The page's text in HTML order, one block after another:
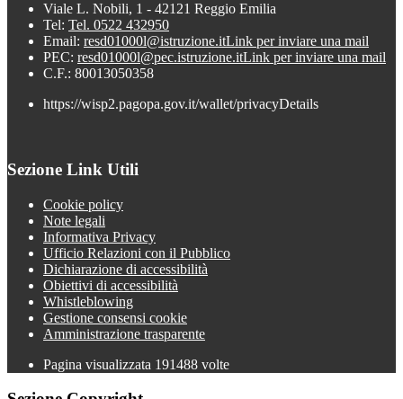
Viale L. Nobili, 1 - 42121 Reggio Emilia
Tel: Tel. 0522 432950
Email: resd01000l@istruzione.itLink per inviare una mail
PEC: resd01000l@pec.istruzione.itLink per inviare una mail
C.F.: 80013050358
https://wisp2.pagopa.gov.it/wallet/privacyDetails
Sezione Link Utili
Cookie policy
Note legali
Informativa Privacy
Ufficio Relazioni con il Pubblico
Dichiarazione di accessibilità
Obiettivi di accessibilità
Whistleblowing
Gestione consensi cookie
Amministrazione trasparente
Pagina visualizzata 191488 volte